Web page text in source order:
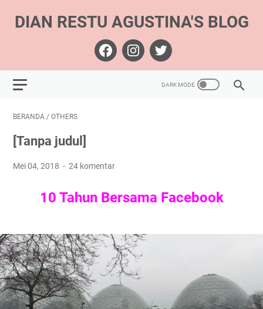
DIAN RESTU AGUSTINA'S BLOG
BERANDA / OTHERS
[Tanpa judul]
Mei 04, 2018 24 komentar
10 Tahun Bersama Facebook